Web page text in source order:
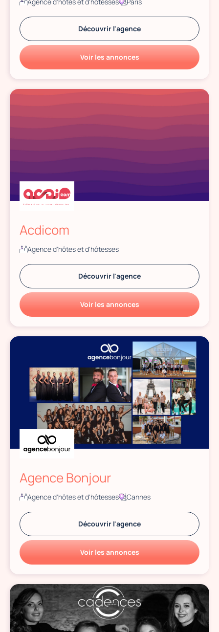
Découvrir l'agence
Voir les annonces
Acdicom
Agence d'hôtes et d'hôtesses
Découvrir l'agence
Voir les annonces
Agence Bonjour
Agence d'hôtes et d'hôtesses Cannes
Découvrir l'agence
Voir les annonces